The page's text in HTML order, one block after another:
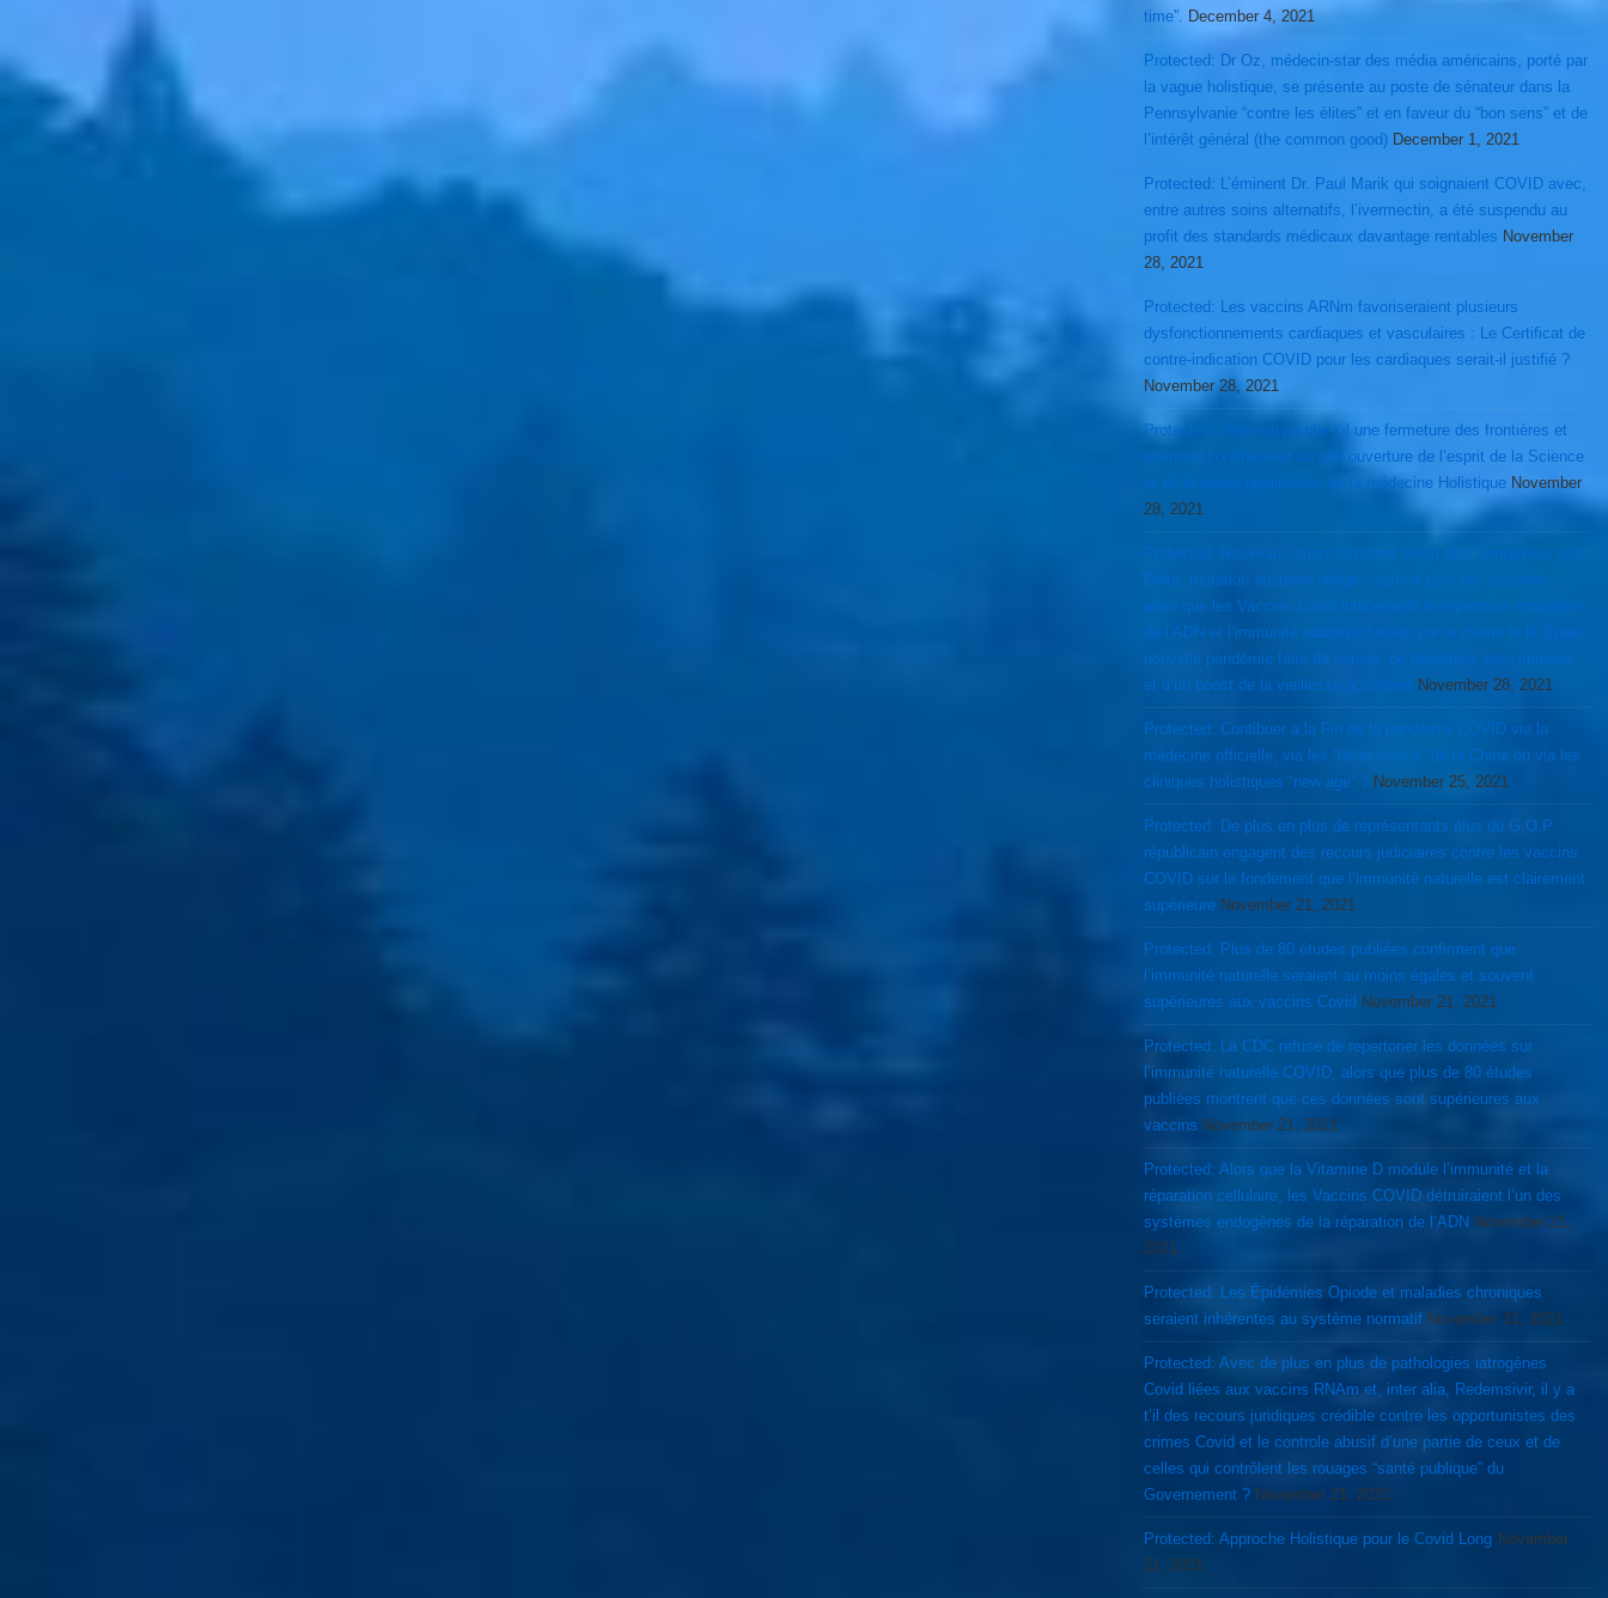
time”. December 4, 2021
Protected: Dr Oz, médecin-star des média américains, porté par
la vague holistique, se présente au poste de sénateur dans la
Pennsylvanie “contre les élites” et en faveur du “bon sens” et de
l’intérêt général (the common good) December 1, 2021
Protected: L’éminent Dr. Paul Marik qui soignaient COVID avec,
entre autres soins alternatifs, l’ivermectin, a été suspendu au
profit des standards médicaux davantage rentables November
28, 2021
Protected: Les vaccins ARNm favoriseraient plusieurs
dysfonctionnements cardiaques et vasculaires : Le Certificat de
contre-indication COVID pour les cardiaques serait-il justifié ?
November 28, 2021
Protected: Omicron justifie t’il une fermeture des frontières et
éventuel confinement ou une ouverture de l’esprit de la Science
et de la pleine légalisation de la médecine Holistique November
28, 2021
Protected: Nouveau variant Omicron serait plus contagieux que
Delta, mutation adaptive oblige…surtout pour les vaccinés,
alors que les Vaccins Covid inhiberaient la réparation endogène
de l’ADN et l’immunité adaptive faisant par la même le lit d’une
nouvelle pandémie faite de cancer, de désordres auto-immuns
et d’un boost de la vieillesse accélérée November 28, 2021
Protected: Contibuer à la Fin de la pandémie COVID via la
médecine officielle, via les “fever clinics” de la Chine ou via les
cliniques holistiques “new age” ? November 25, 2021
Protected: De plus en plus de représentants élus du G.O.P
républicain engagent des recours judiciaires contre les vaccins
COVID sur le fondement que l’immunité naturelle est clairement
supérieure November 21, 2021
Protected: Plus de 80 études publiées confirment que
l’immunité naturelle seraient au moins égales et souvent
supérieures aux vaccins Covid November 21, 2021
Protected: La CDC refuse de repertorier les données sur
l’immunité naturelle COVID, alors que plus de 80 études
publiées montrent que ces données sont supérieures aux
vaccins November 21, 2021
Protected: Alors que la Vitamine D module l’immunité et la
réparation cellulaire, les Vaccins COVID détruiraient l’un des
systèmes endogènes de la réparation de l’ADN November 21,
2021
Protected: Les Épidémies Opiode et maladies chroniques
seraient inhérentes au système normatif November 21, 2021
Protected: Avec de plus en plus de pathologies iatrogènes
Covid liées aux vaccins RNAm et, inter alia, Redemsivir, il y a
t’il des recours juridiques crédible contre les opportunistes des
crimes Covid et le controle abusif d’une partie de ceux et de
celles qui contrôlent les rouages “santé publique” du
Governement ? November 21, 2021
Protected: Approche Holistique pour le Covid Long November
21, 2021